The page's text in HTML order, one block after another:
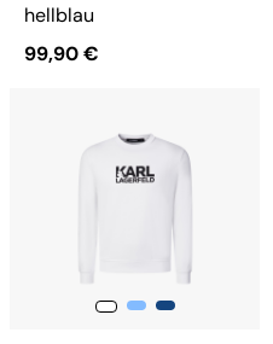
hellblau
99,90 €